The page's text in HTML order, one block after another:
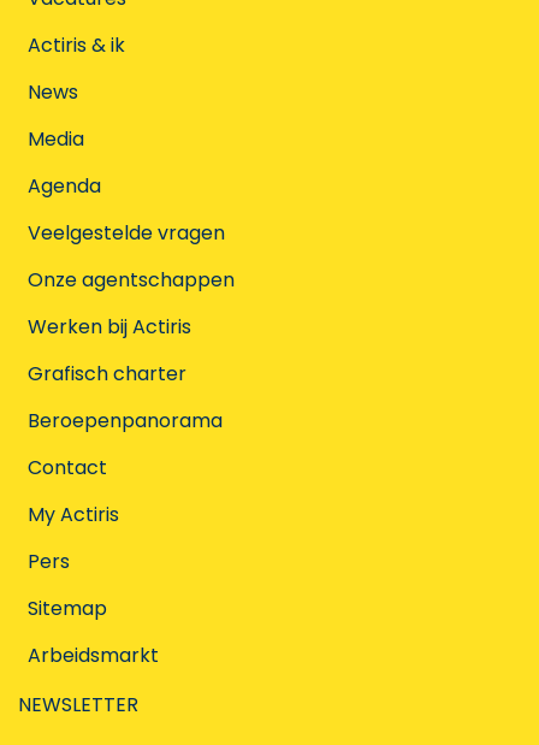
Actiris & ik
News
Media
Agenda
Veelgestelde vragen
Onze agentschappen
Werken bij Actiris
Grafisch charter
Beroepenpanorama
Contact
My Actiris
Pers
Sitemap
Arbeidsmarkt
NEWSLETTER